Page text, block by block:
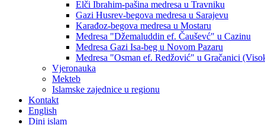
Elči Ibrahim-pašina medresa u Travniku
Gazi Husrev-begova medresa u Sarajevu
Karađoz-begova medresa u Mostaru
Medresa "Džemaluddin ef. Čauševć" u Cazinu
Medresa Gazi Isa-beg u Novom Pazaru
Medresa "Osman ef. Redžović" u Gračanici
Vjeronauka
Mekteb
Islamske zajednice u regionu
Kontakt
English
Dini islam